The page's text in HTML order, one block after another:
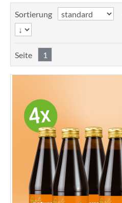
Sortierung
Seite 1